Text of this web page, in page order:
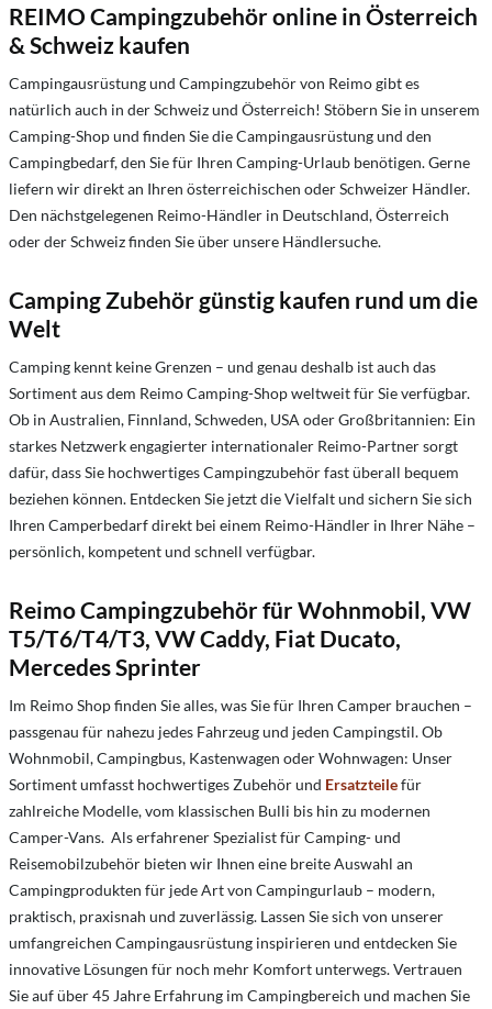
REIMO Campingzubehör online in Österreich
& Schweiz kaufen
Campingausrüstung und Campingzubehör von Reimo gibt es
natürlich auch in der Schweiz und Österreich! Stöbern Sie in unserem
Camping-Shop und finden Sie die Campingausrüstung und den
Campingbedarf, den Sie für Ihren Camping-Urlaub benötigen. Gerne
liefern wir direkt an Ihren österreichischen oder Schweizer Händler.
Den nächstgelegenen Reimo-Händler in Deutschland, Österreich
oder der Schweiz finden Sie über unsere Händlersuche.
Camping Zubehör günstig kaufen rund um die
Welt
Camping kennt keine Grenzen – und genau deshalb ist auch das
Sortiment aus dem Reimo Camping-Shop weltweit für Sie verfügbar.
Ob in Australien, Finnland, Schweden, USA oder Großbritannien: Ein
starkes Netzwerk engagierter internationaler Reimo-Partner sorgt
dafür, dass Sie hochwertiges Campingzubehör fast überall bequem
beziehen können. Entdecken Sie jetzt die Vielfalt und sichern Sie sich
Ihren Camperbedarf direkt bei einem Reimo-Händler in Ihrer Nähe –
persönlich, kompetent und schnell verfügbar.
Reimo Campingzubehör für Wohnmobil, VW
T5/T6/T4/T3, VW Caddy, Fiat Ducato,
Mercedes Sprinter
Im Reimo Shop finden Sie alles, was Sie für Ihren Camper brauchen –
passgenau für nahezu jedes Fahrzeug und jeden Campingstil. Ob
Wohnmobil, Campingbus, Kastenwagen oder Wohnwagen: Unser
Sortiment umfasst hochwertiges Zubehör und Ersatzteilefür
zahlreiche Modelle, vom klassischen Bulli bis hin zu modernen
Camper-Vans. Als erfahrener Spezialist für Camping- und
Reisemobilzubehör bieten wir Ihnen eine breite Auswahl an
Campingprodukten für jede Art von Campingurlaub – modern,
praktisch, praxisnah und zuverlässig. Lassen Sie sich von unserer
umfangreichen Campingausrüstung inspirieren und entdecken Sie
innovative Lösungen für noch mehr Komfort unterwegs. Vertrauen
Sie auf über 45 Jahre Erfahrung im Campingbereich und machen Sie